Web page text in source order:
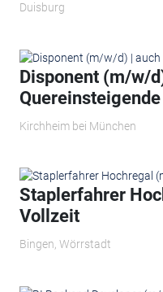
Duisburg
Disponent (m/w/
Quereinsteigende
Kirchheim bei München
Staplerfahrer
Vollzeit
Bingen, Wörrstadt